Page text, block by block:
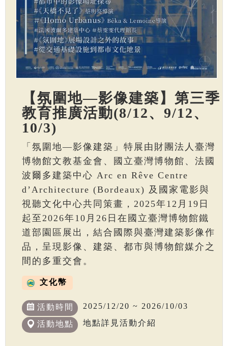
【氛圍地—影像建築】第三季
教育推廣活動(8/12、9/12、
10/3)
「氛圍地—影像建築」特展由財團法人臺灣
博物館文教基金會、國立臺灣博物館、法國
波爾多建築中心 Arc en Rêve Centre
d’Architecture (Bordeaux) 及國家電影與
視聽文化中心共同策畫，2025年12月19日
起至2026年10月26日在國立臺灣博物館鐵
道部園區展出，結合國際與臺灣建築影像作
品，呈現影像、建築、都市與博物館媒介之
間的多重交會。
文化幣
活動時間 2025/12/20 ~ 2026/10/03
活動地點 地點詳見活動介紹